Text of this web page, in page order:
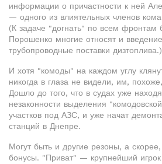
информации о причастности к ней
— одного из влиятельных членов
(К задаче "догнать" по всем фронтам
Порошенко многие относят и
трубопроводные поставки дизтоплива.)
И хотя "комоды" на каждом углу
никогда в глаза не видели, им,
Дошло до того, что в судах уже
незаконности выделения
участков под АЗС, и уже начат
станций в Днепре.
Могут быть и другие резоны, а
бонусы. "Приват" — крупнейший